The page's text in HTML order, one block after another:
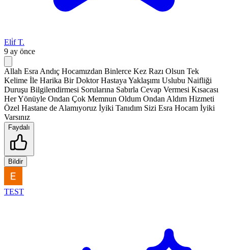
Eli̇f T.
9 ay önce
Allah Esra Andıç Hocamızdan Binlerce Kez Razı Olsun Tek
Kelime İle Harika Bir Doktor Hastaya Yaklaşımı Uslubu Naifliği
Duruşu Bilgilendirmesi Sorularına Sabırla Cevap Vermesi Kısacası
Her Yönüyle Ondan Çok Memnun Oldum Ondan Aldım Hizmeti
Özel Hastane de Alamıyoruz İyiki Tanıdım Sizi Esra Hocam İyiki
Varsınız
Faydalı
Bildir
TEST